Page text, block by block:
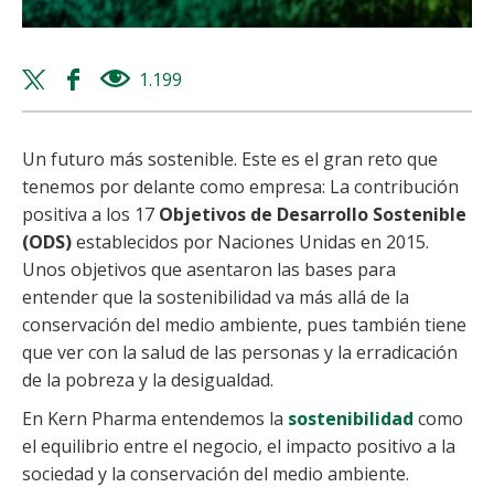
Twitter
share
Facebook
share
1.199
Un futuro más sostenible. Este es el gran reto que
tenemos por delante como empresa: La contribución
positiva a los 17 Objetivos de Desarrollo Sostenible
(ODS)establecidos por Naciones Unidas en 2015.
Unos objetivos que asentaron las bases para
entender que la sostenibilidad va más allá de la
conservación del medio ambiente, pues también tiene
que ver con la salud de las personas y la erradicación
de la pobreza y la desigualdad.
En Kern Pharma entendemos la sostenibilidad como
el equilibrio entre el negocio, el impacto positivo a la
sociedad y la conservación del medio ambiente.